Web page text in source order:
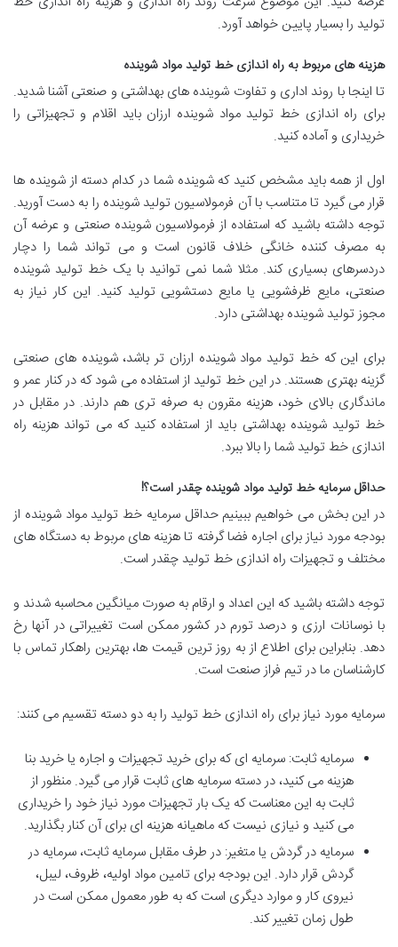
تولید را بسیار پایین خواهد آورد.
هزینه های مربوط به راه اندازی خط تولید مواد شوینده
تا اینجا با روند اداری و تفاوت شوینده های بهداشتی و صنعتی آشنا شدید.
برای راه اندازی خط تولید مواد شوینده ارزان باید اقلام و تجهیزاتی را
خریداری و آماده کنید.
اول از همه باید مشخص کنید که شوینده شما در کدام دسته از شوینده ها
قرار می گیرد تا متناسب با آن فرمولاسیون تولید شوینده را به دست آورید.
توجه داشته باشید که استفاده از فرمولاسیون شوینده صنعتی و عرضه آن
به مصرف کننده خانگی خلاف قانون است و می تواند شما را دچار
دردسرهای بسیاری کند. مثلا شما نمی توانید با یک خط تولید شوینده
صنعتی، مایع ظرفشویی یا مایع دستشویی تولید کنید. این کار نیاز به
مجوز تولید شوینده بهداشتی دارد.
برای این که خط تولید مواد شوینده ارزان تر باشد، شوینده های صنعتی
گزینه بهتری هستند. در این خط تولید از استفاده می شود که در کنار عمر و
ماندگاری بالای خود، هزینه مقرون به صرفه تری هم دارند. در مقابل در
خط تولید شوینده بهداشتی باید از استفاده کنید که می تواند هزینه راه
اندازی خط تولید شما را بالا ببرد.
حداقل سرمایه خط تولید مواد شوینده چقدر است؟!
در این بخش می خواهیم ببینیم حداقل سرمایه خط تولید مواد شوینده از
بودجه مورد نیاز برای اجاره فضا گرفته تا هزینه های مربوط به دستگاه های
مختلف و تجهیزات راه اندازی خط تولید چقدر است.
توجه داشته باشید که این اعداد و ارقام به صورت میانگین محاسبه شدند و
با نوسانات ارزی و درصد تورم در کشور ممکن است تغییراتی در آنها رخ
دهد. بنابراین برای اطلاع از به روز ترین قیمت ها، بهترین راهکار تماس با
کارشناسان ما در تیم فراز صنعت است.
سرمایه مورد نیاز برای راه اندازی خط تولید را به دو دسته تقسیم می کنند:
سرمایه ثابت: سرمایه ای که برای خرید تجهیزات و اجاره یا خرید بنا
هزینه می کنید، در دسته سرمایه های ثابت قرار می گیرد. منظور از
ثابت به این معناست که یک بار تجهیزات مورد نیاز خود را خریداری
می کنید و نیازی نیست که ماهیانه هزینه ای برای آن کنار بگذارید.
سرمایه در گردش یا متغیر: در طرف مقابل سرمایه ثابت، سرمایه در
گردش قرار دارد. این بودجه برای تامین مواد اولیه، ظروف، لیبل،
نیروی کار و موارد دیگری است که به طور معمول ممکن است در
طول زمان تغییر کند.